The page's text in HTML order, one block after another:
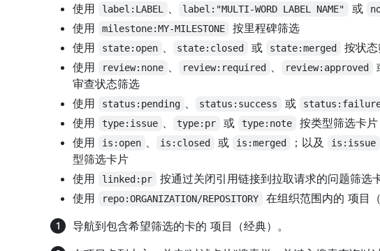
使用
label:LABEL 、 label:"MULTI-WORD LABEL NAME" 或
使用
milestone:MY-MILESTONE
按里程碑筛选
使用
state:open 、 state:closed 或 state:merged
按状
使用
review:none 、 review:required 、 review:approved
审查状态筛选
使用
status:pending 、 status:success 或
使用
type:issue 、 type:pr 或 type:note
按类型筛选卡片
使用
is:open 、 is:closed 或 is:merged ；以及 is:issue
型筛选卡片
使用
linked:pr
按通过关闭引用链接到拉取请求的问题筛选
使用
repo:ORGANIZATION/REPOSITORY
在组织范围内的 项目
导航到包含希望筛选的卡的 项目（经典）。